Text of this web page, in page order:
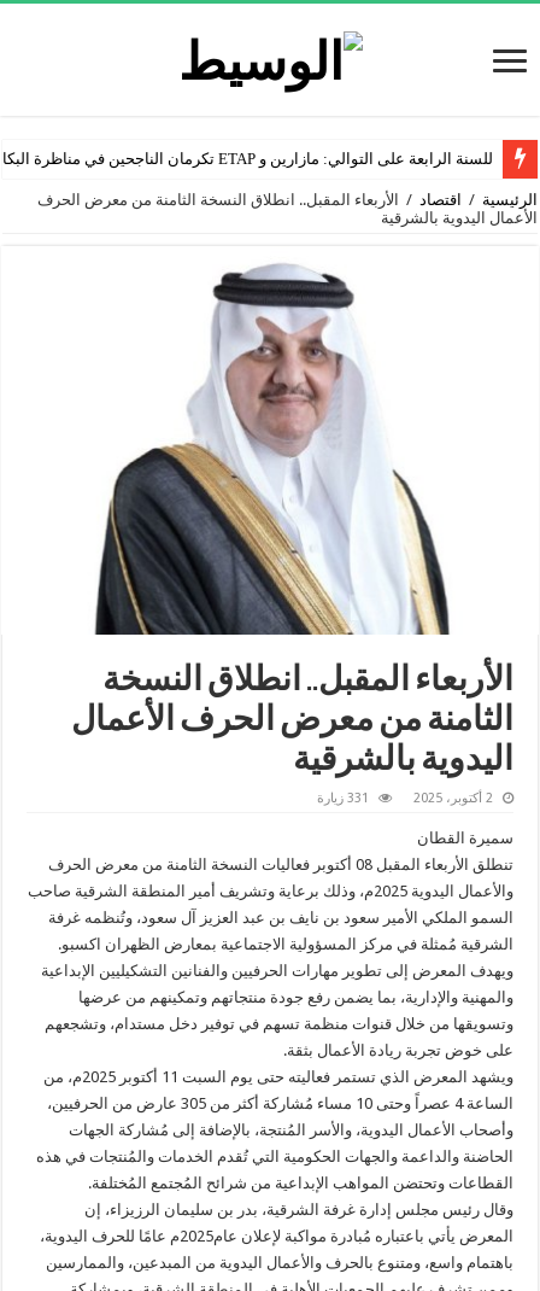
للسنة الرابعة على التوالي: مازارين و ETAP تكرمان الناجحين في مناظرة البكالوريا
الرئيسية / اقتصاد / الأربعاء المقبل.. انطلاق النسخة الثامنة من معرض الحرف
الأعمال اليدوية بالشرقية
الأربعاء المقبل.. انطلاق النسخة
الثامنة من معرض الحرف الأعمال
اليدوية بالشرقية
2 أكتوبر، 2025 331 زيارة
سميرة القطان
تنطلق الأربعاء المقبل 08 أكتوبر فعاليات النسخة الثامنة من معرض الحرف
والأعمال اليدوية 2025م، وذلك برعاية وتشريف أمير المنطقة الشرقية صاحب
السمو الملكي الأمير سعود بن نايف بن عبد العزيز آل سعود، وتُنظمه غرفة
الشرقية مُمثلة في مركز المسؤولية الاجتماعية بمعارض الظهران اكسبو.
ويهدف المعرض إلى تطوير مهارات الحرفيين والفنانين التشكيليين الإبداعية
والمهنية والإدارية، بما يضمن رفع جودة منتجاتهم وتمكينهم من عرضها
وتسويقها من خلال قنوات منظمة تسهم في توفير دخل مستدام، وتشجعهم
على خوض تجربة ريادة الأعمال بثقة.
ويشهد المعرض الذي تستمر فعاليته حتى يوم السبت 11 أكتوبر 2025م، من
الساعة 4 عصراً وحتى 10 مساء مُشاركة أكثر من 305 عارض من الحرفيين،
وأصحاب الأعمال اليدوية، والأسر المُنتجة، بالإضافة إلى مُشاركة الجهات
الحاضنة والداعمة والجهات الحكومية التي تُقدم الخدمات والمُنتجات في هذه
القطاعات وتحتضن المواهب الإبداعية من شرائح المُجتمع المُختلفة.
وقال رئيس مجلس إدارة غرفة الشرقية، بدر بن سليمان الرزيزاء، إن
المعرض يأتي باعتباره مُبادرة مواكبة لإعلان عام2025م عامًا للحرف اليدوية،
باهتمام واسع، ومتنوع بالحرف والأعمال اليدوية من المبدعين، والممارسين